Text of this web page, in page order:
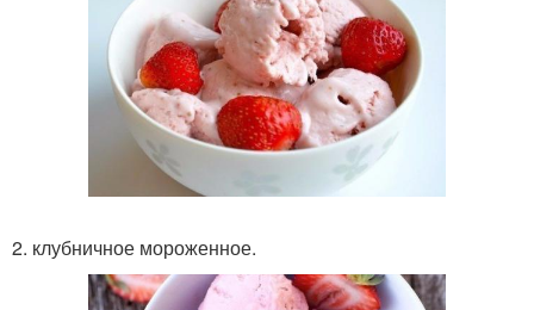
2. клубничное мороженное.